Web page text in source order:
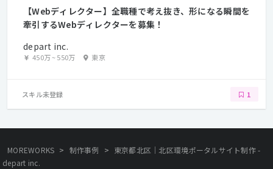
【Webディレクター】全職種で考え抜き、形になる瞬間を
牽引するWebディレクターを募集！
depart inc.
450万~550万 東京
スキル未登録 1
MOREWORKS > 制作事例 > 東京都北区｜北区環境ポータルサイト制作 -
depart inc.